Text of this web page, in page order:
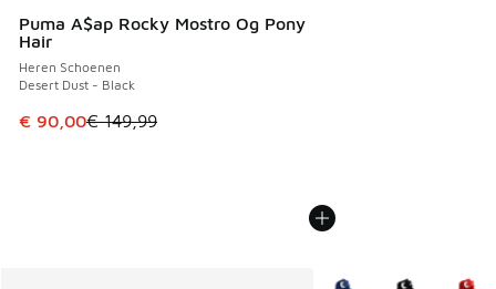
Puma A$ap Rocky Mostro Og Pony
Hair
Heren Schoenen
Desert Dust - Black
Dit artikel is in de uitverkoop. Dit artikel is in de
€ 90,00€ 149,99
Meer kleuren